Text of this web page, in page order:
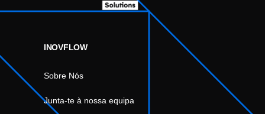
INOVFLOW
Sobre Nós
Junta-te à nossa equipa